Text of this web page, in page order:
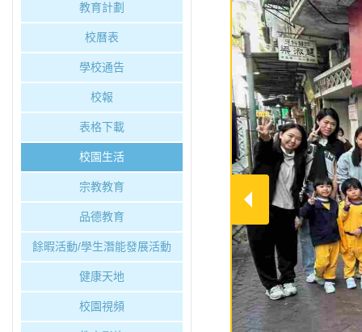
教育計劃
校曆表
學校通告
校報
表格下載
校園生活
宗教教育
品德教育
餘暇活動/學生潛能發展活動
健康天地
校園視頻